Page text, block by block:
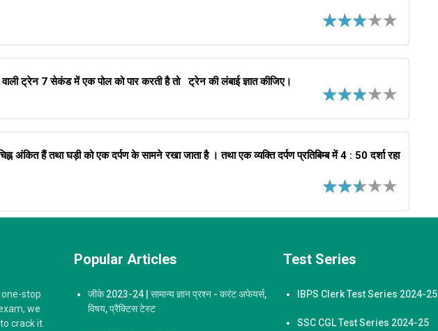
ट्रेन 7 सेकंड में एक पोल को पार करती है तो ट्रेन की लंबाई ज्ञात कीजिए।
अंकित हैं तथा घड़ी को एक दर्पण के सामने रखा जाता है । तथा एक व्यक्ति दर्पण प्रतिबिम्ब में 4 : 50 दर्शा रहा
stop
we
crack it.
Popular Articles
जीके 2023-24 | सामान्य ज्ञान प्रश्न - करंट अफेयर्स,
विषय, प्रैक्टिस टेस्ट
Test Series
IBPS Clerk Test Series 2024-25
SSC CGL Test Series 2024-25